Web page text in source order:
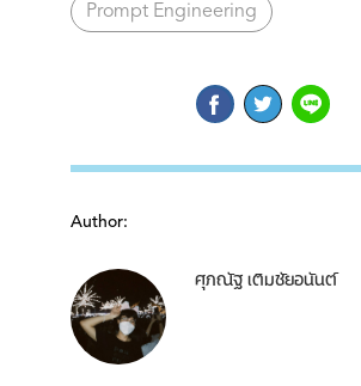
Prompt Engineering
Author:
ศุภณัฐ เติมชัยอนันต์